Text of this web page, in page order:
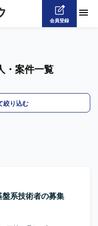
会員登録
・案件一覧
絞り込む
系技術者の募集